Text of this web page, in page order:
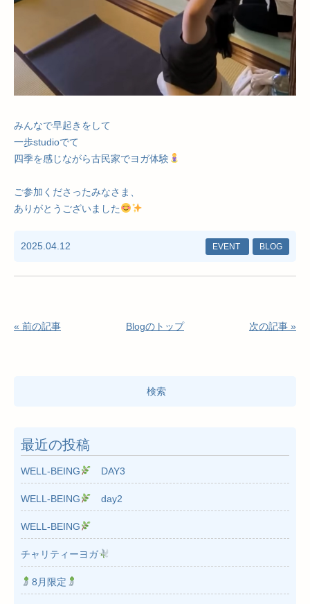
みんなで早起きをして
一歩studioでて
四季を感じながら古民家でヨガ体験
ご参加くださったみなさま、
ありがとうございました
2025.04.12 EVENT BLOG
« 前の記事 Blogのトップ 次の記事 »
最近の投稿
WELL-BEING DAY3
WELL-BEING day2
WELL-BEING
チャリティーヨガ
8月限定